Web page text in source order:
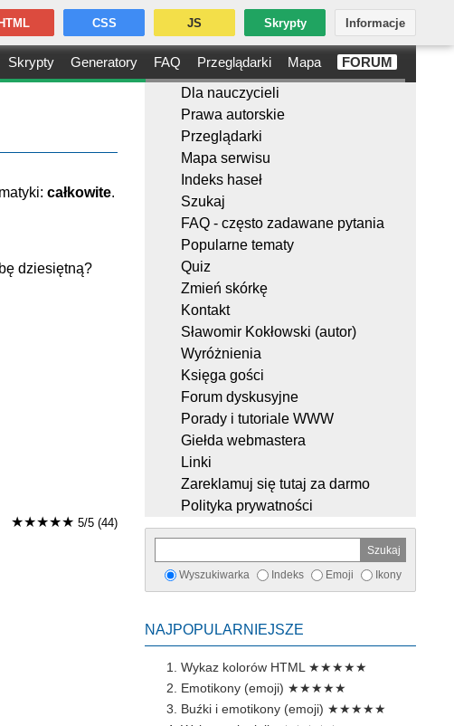
Skrypty Generatory FAQ Przeglądarki Mapa FORUM
HTML CSS JS Skrypty Informacje
Dla nauczycieli
Prawa autorskie
Przeglądarki
Mapa serwisu
Indeks haseł
Szukaj
FAQ - często zadawane pytania
Popularne tematy
Quiz
Zmień skórkę
Kontakt
Sławomir Kokłowski (autor)
Wyróżnienia
Księga gości
Forum dyskusyjne
Porady i tutoriale WWW
Giełda webmastera
Linki
Zareklamuj się tutaj za darmo
Polityka prywatności
Wyszukiwarka Indeks Emoji Ikony
NAJPOPULARNIEJSZE
Wykaz kolorów HTML ★★★★★
Emotikony (emoji) ★★★★★
Buźki i emotikony (emoji) ★★★★★
całkowite.
dziesiętną?
★★★★★ 5/5 (44)